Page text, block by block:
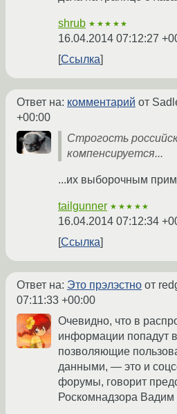
shrub ★★★★★
16.04.2014 07:12:27
Ссылка
Ответ на: комментарий от
+00:00
Строгость
компенсируется...
...их выборочным
tailgunner ★★★★★
16.04.2014 07:12:34
Ссылка
Ответ на: Это прэлэстно от
07:11:33 +00:00
Очевидно, что в
информации попадут
позволяющие
данными, — это и
форумы, говорит
Роскомнадзора